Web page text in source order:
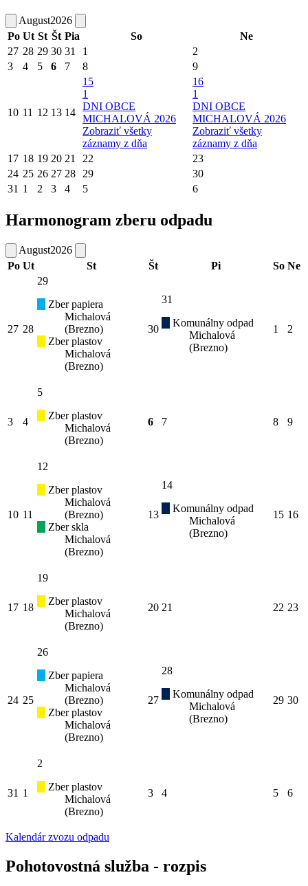
August2026
Po Ut St Št Pia So
Ne
27 28 29 30 31 1
2
3
4 5 6 7 8 9
10 11 12 13 14
15
1
DNI OBCE
MICHALOVÁ 2026
Zobraziť všetky
záznamy z dňa
16
1
DNI OBCE
MICHALOVÁ 2026
Zobraziť všetky
záznamy z dňa
17 18 19 20 21 22
23
24 25 26 27 28 29
30
31 1 2 3 4 5 6
Harmonogram zberu odpadu
August2026
Po Ut St Št Pi So Ne
27 28
29
Zber papiera
Michalová
(Brezno)
Zber plastov
Michalová
(Brezno)
30
31
Komunálny odpad
Michalová
(Brezno)
1 2
3 4
5
Zber plastov
Michalová
(Brezno)
6 7 8 9
10 11
12
Zber plastov
Michalová
(Brezno)
Zber skla
Michalová
(Brezno)
13
14
Komunálny odpad
Michalová
(Brezno)
15 16
17 18
19
Zber plastov
Michalová
(Brezno)
20 21 22 23
24 25
26
Zber papiera
Michalová
(Brezno)
Zber plastov
Michalová
(Brezno)
27
28
Komunálny odpad
Michalová
(Brezno)
29 30
31 1
2
Zber plastov
Michalová
(Brezno)
3 4 5 6
Kalendár zvozu odpadu
Pohotovostná služba - rozpis